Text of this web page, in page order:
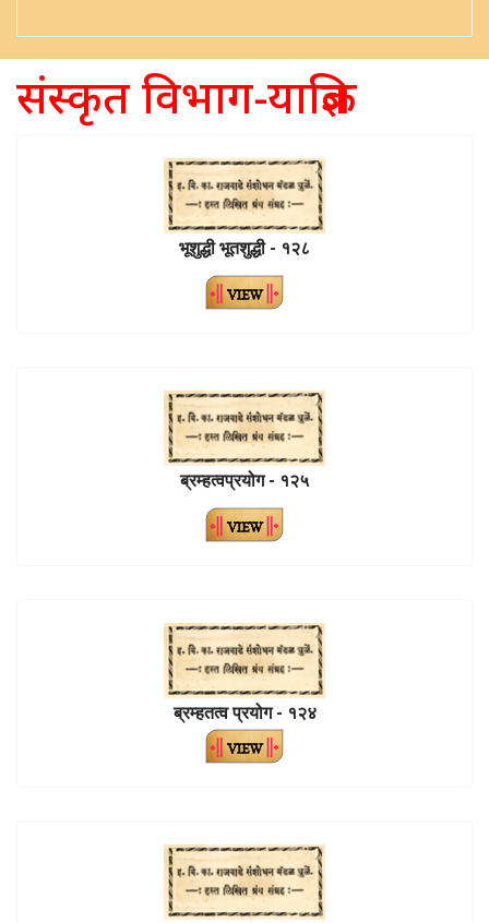
संस्कृत विभाग-याज्ञिक
भूशुद्धी भूतशुद्धी - १२८
ब्रम्हत्वप्रयोग - १२५
ब्रम्हतत्व प्रयोग - १२४